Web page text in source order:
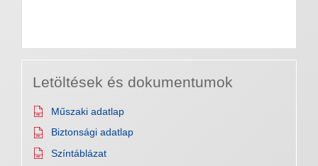
Letöltések és dokumentumok
Műszaki adatlap
Biztonsági adatlap
Színtáblázat